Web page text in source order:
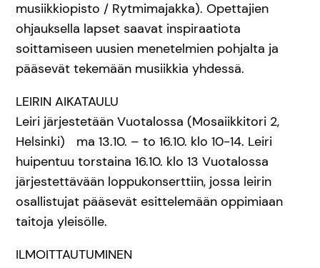
musiikkiopisto / Rytmimajakka). Opettajien
ohjauksella lapset saavat inspiraatiota
soittamiseen uusien menetelmien pohjalta ja
pääsevät tekemään musiikkia yhdessä.
LEIRIN AIKATAULU
Leiri järjestetään Vuotalossa (Mosaiikkitori 2,
Helsinki) ma 13.10. – to 16.10. klo 10-14. Leiri
huipentuu torstaina 16.10. klo 13 Vuotalossa
järjestettävään loppukonserttiin, jossa leirin
osallistujat pääsevät esittelemään oppimiaan
taitoja yleisölle.
ILMOITTAUTUMINEN